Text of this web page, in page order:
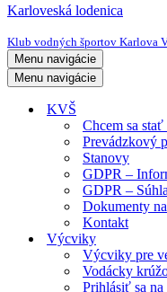
Karloveská lodenica
Klub vodných športov Karlova
Menu navigácie
Menu navigácie
KVŠ
Chcem sa
Prevádzkový
Stanovy
GDPR –
GDPR –
Dokumenty
Kontakt
Výcviky
Výcviky pre
Vodácky
Prihlásiť sa